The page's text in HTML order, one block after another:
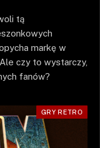
tą
markę w
czy to wystarczy,
fanów?
GRY RETRO